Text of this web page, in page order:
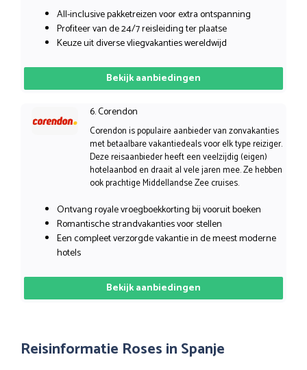
All-inclusive pakketreizen voor extra ontspanning
Profiteer van de 24/7 reisleiding ter plaatse
Keuze uit diverse vliegvakanties wereldwijd
Bekijk aanbiedingen
6. Corendon
Corendon is populaire aanbieder van zonvakanties
met betaalbare vakantiedeals voor elk type reiziger.
Deze reisaanbieder heeft een veelzijdig (eigen)
hotelaanbod en draait al vele jaren mee. Ze hebben
ook prachtige Middellandse Zee cruises.
Ontvang royale vroegboekkorting bij vooruit boeken
Romantische strandvakanties voor stellen
Een compleet verzorgde vakantie in de meest moderne
hotels
Bekijk aanbiedingen
Reisinformatie Roses in Spanje